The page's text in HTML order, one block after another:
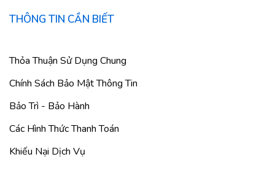
THÔNG TIN CẦN BIẾT
Thỏa Thuận Sử Dụng Chung
Chính Sách Bảo Mật Thông Tin
Bảo Trì - Bảo Hành
Các Hình Thức Thanh Toán
Khiếu Nại Dịch Vụ